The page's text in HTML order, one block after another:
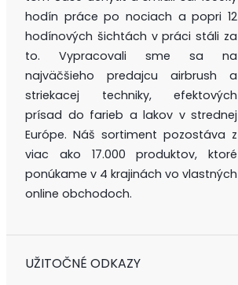
hodín práce po nociach a popri 12
hodínových šichtách v práci stáli za
to. Vypracovali sme sa na
najväčšieho predajcu airbrush a
striekacej techniky, efektových
prísad do farieb a lakov v strednej
Európe. Náš sortiment pozostáva z
viac ako 17.000 produktov, ktoré
ponúkame v 4 krajinách vo vlastných
online obchodoch.
UŽITOČNÉ ODKAZY